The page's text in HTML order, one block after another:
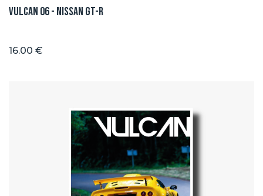
Vulcan 06 - Nissan GT-R
16.00 €